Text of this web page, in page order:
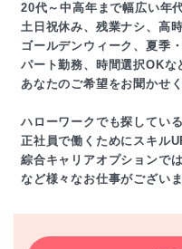
20代～中高年まで幅広い年
土日祝休み、残業ナシ、高時
ゴールデンウィーク、夏季
パート勤務、時間選択OKな
あなたのご希望をお聞かせ
ハローワークでも探してい
正社員で働くためにスキル
綜合キャリアオプションで
など様々なお仕事がございま